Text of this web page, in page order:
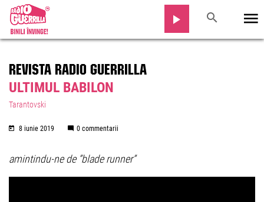
REVISTA RADIO GUERRILLA
ULTIMUL BABILON
Tarantovski
8 iunie 2019 0 commentarii
amintindu-ne de ”blade runner”